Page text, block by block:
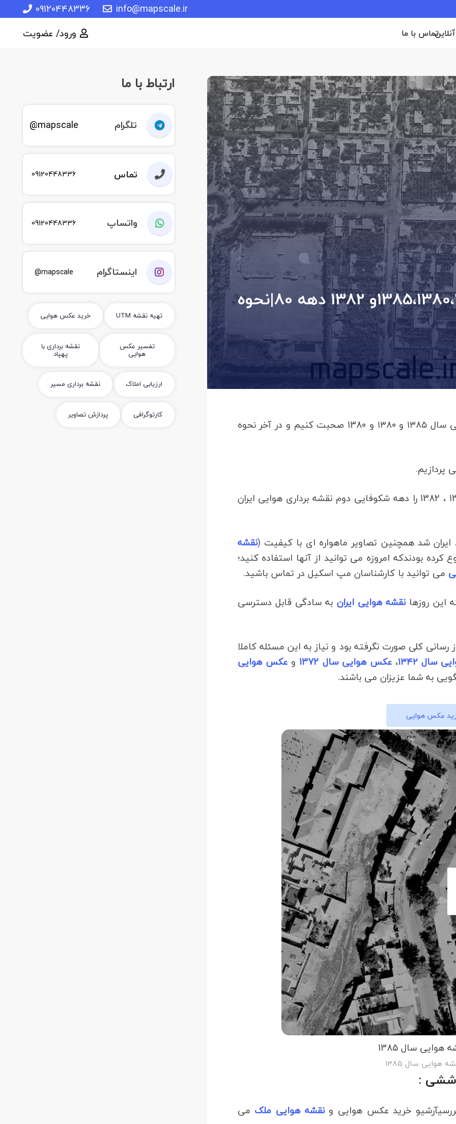
info@mapscale.ir
09120448336
تماس با ما ورود/ عضویت
نقشه هوایی سال 1385،1380،1384،1389و 1382 دهه 80|نحوه
در این مبحث می خواهیم راجع‌به نقشه هوایی سال ۱۳۸۵ و ۱۳۸۰ و 1380 صحبت کنیم و در آخر نحوه
پردازیم.
سال ۱۳۸۵ یا در حالت کلی دهه ۸۰ مانند 1384 ، 1382 را دهه شکوفایی دوم نقشه برداری هوایی ایران
شد همچنین تصاویر ماهواره ای با کیفیت (نقشه
کرده بودندکه امروزه می توانید از آنها استفاده کنید؛
می توانید با کارشناسان مپ اسکیل در تماس باشید.
نقشه هوایی ایران به سادگی قابل دسترسی
رسانی کلی صورت نگرفته بود و نیاز به این مسئله کاملا
سال ۱۳۴۲
، عکس هوایی سال 1372 وعکس هوایی
به شما عزیزان می باشند.
عکس هوایی
هوایی سال 1385
هوایی سال 1385
خرید عکس هوایی و نقشه هوایی ملک می
ارتباط با ما
تلگرام mapscale@
تماس 09120448336
واتساپ 09120448336
اینستاگرام mapscale@
تهیه نقشه UTM خرید عکس هوایی
تفسیر عکس
هوایی
نقشه برداری با
پهپاد
ارزیابی املاک نقشه برداری مسیر
کارتوگرافی پردازش تصاویر